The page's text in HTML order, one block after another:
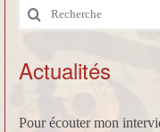
Rechercher
:
Actualités
Pour écouter mon